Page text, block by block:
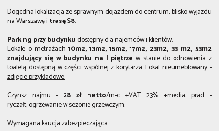
Dogodna lokalizacja ze sprawnym dojazdem do centrum, blisko wyjazdu
na Warszawę i trasę S8.
Parking przy budynkudostępny dla najemców i klientów.
Lokale o metrażach 10m2, 13m2, 15m2, 17m2, 23m2, 33 m2, 53m2
znajdujący się w budynku na I piętrze w stanie do odnowienia z
toaletą dostępną w części wspólnej z korytarza.Lokal nieumeblowany -
zdjęcie przykładowe.
Czynsz najmu - 28 zł netto/m-c +VAT 23% +media: prad -
ryczałt, ogrzewanie w sezonie grzewczym.
Wymagana kaucja zabezpieczająca.